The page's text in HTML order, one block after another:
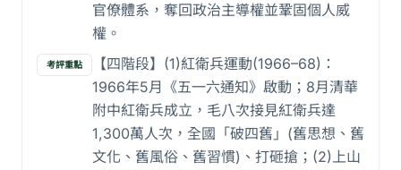
官僚體系，奪回政治主導權並鞏固個人威
權。
考評重點
【四階段】(1)紅衛兵運動(1966–68)：
1966年5月《五一六通知》啟動；8月清華
附中紅衛兵成立，毛八次接見紅衛兵達
1,300萬人次，全國「破四舊」(舊思想、舊
文化、舊風俗、舊習慣)、打砸搶；(2)上山